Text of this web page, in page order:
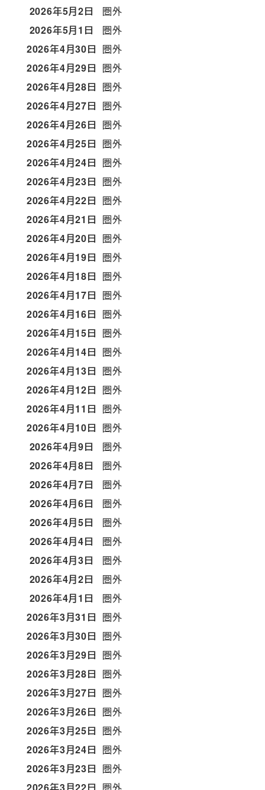
2026年5月2日
圏外
2026年5月1日
圏外
2026年4月30日 圏外
2026年4月29日 圏外
2026年4月28日 圏外
2026年4月27日 圏外
2026年4月26日 圏外
2026年4月25日 圏外
2026年4月24日 圏外
2026年4月23日 圏外
2026年4月22日 圏外
2026年4月21日 圏外
2026年4月20日 圏外
2026年4月19日 圏外
2026年4月18日 圏外
2026年4月17日 圏外
2026年4月16日 圏外
2026年4月15日 圏外
2026年4月14日 圏外
2026年4月13日 圏外
2026年4月12日 圏外
2026年4月11日 圏外
2026年4月10日 圏外
2026年4月9日
圏外
2026年4月8日
圏外
2026年4月7日
圏外
2026年4月6日
圏外
2026年4月5日
圏外
2026年4月4日
圏外
2026年4月3日
圏外
2026年4月2日
圏外
2026年4月1日
圏外
2026年3月31日 圏外
2026年3月30日 圏外
2026年3月29日 圏外
2026年3月28日 圏外
2026年3月27日 圏外
2026年3月26日 圏外
2026年3月25日 圏外
2026年3月24日 圏外
2026年3月23日 圏外